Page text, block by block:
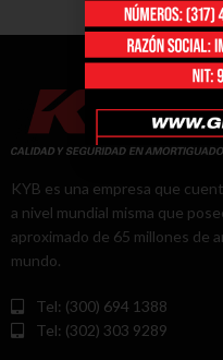
KYB es una empresa que
a nivel mundial misma que
aproximado de 65 millones de
mundo.
Tel: (300) 694 1388
Tel: (302) 303 9289